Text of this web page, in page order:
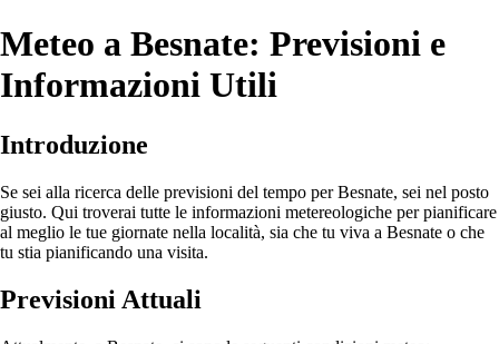
Meteo a Besnate: Previsioni e
Informazioni Utili
Introduzione
Se sei alla ricerca delle previsioni del tempo per Besnate, sei nel posto
giusto. Qui troverai tutte le informazioni metereologiche per pianificare
al meglio le tue giornate nella località, sia che tu viva a Besnate o che
tu stia pianificando una visita.
Previsioni Attuali